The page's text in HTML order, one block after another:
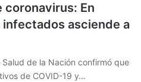
coronavirus: En
asciende a
de la Nación confirmó que
de COVID-19 y…